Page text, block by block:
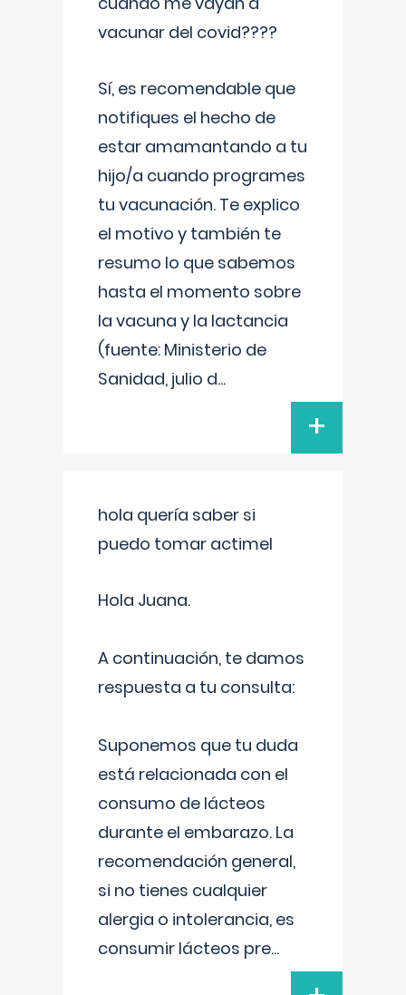
vacunar del covid????
Sí, es recomendable que
notifiques el hecho de
estar amamantando a tu
hijo/a cuando programes
tu vacunación. Te explico
el motivo y también te
resumo lo que sabemos
hasta el momento sobre
la vacuna y la lactancia
(fuente: Ministerio de
Sanidad, julio d...
+
hola quería saber si
puedo tomar actimel
Hola Juana.
A continuación, te damos
respuesta a tu consulta:
Suponemos que tu duda
está relacionada con el
consumo de lácteos
durante el embarazo. La
recomendación general,
si no tienes cualquier
alergia o intolerancia, es
consumir lácteos pre...